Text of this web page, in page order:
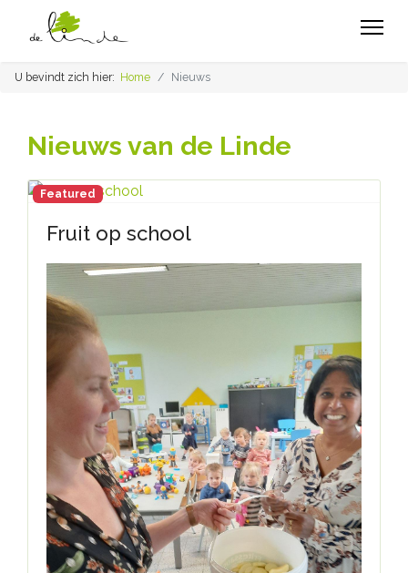
U bevindt zich hier: Home Nieuws
Nieuws van de Linde
Featured
Fruit op school